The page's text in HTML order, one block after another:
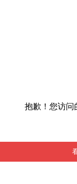
抱歉！您访问